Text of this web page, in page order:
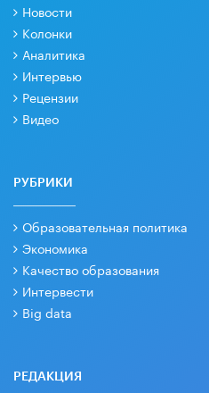
Новости
Колонки
Аналитика
Интервью
Рецензии
Видео
РУБРИКИ
Образовательная политика
Экономика
Качество образования
Интервести
Big data
РЕДАКЦИЯ